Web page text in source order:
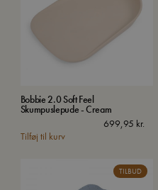
Bobbie 2.0 Soft Feel
Skumpuslepude - Cream
699,95 kr.
Tilføj til kurv
TILBUD